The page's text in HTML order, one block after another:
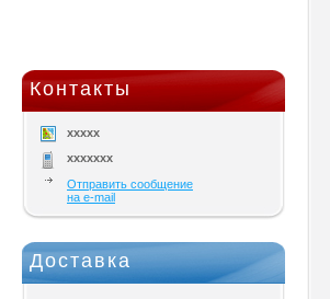
Контакты
xxxxx
xxxxxxx
Отправить сообщение
на e-mail
Доставка